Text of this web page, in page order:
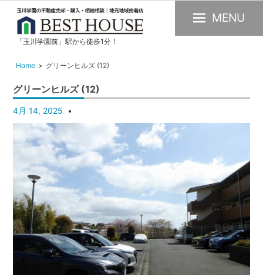
玉
川
園
の
不
動
産
購
入・
売
却・
賃
貸・
「玉川学園前」駅から徒歩1分！
MENU
Home グリーンヒルズ (12)
グリーンヒルズ (12)
4月 14, 2025